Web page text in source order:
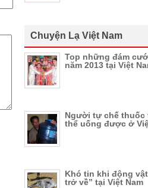
Chuyện Lạ Việt Nam
Top những đám
năm 2013 tại Việt
Người tự chế
thể uống được ở
Khó tin khi động
trở về” tại Việt Nam